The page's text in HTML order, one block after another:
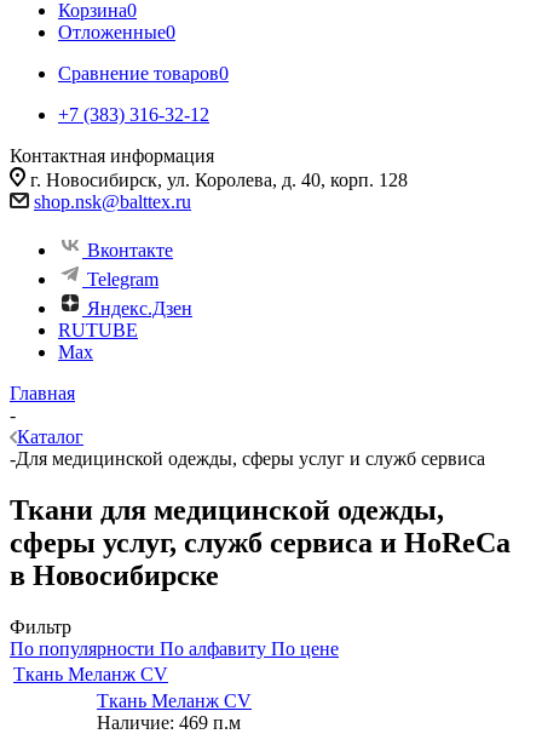
Корзина0
Отложенные0
Сравнение товаров0
+7 (383) 316-32-12
Контактная информация
г. Новосибирск, ул. Королева, д. 40, корп. 128
shop.nsk@balttex.ru
Вконтакте
Telegram
Яндекс.Дзен
RUTUBE
Max
Главная
-
Каталог
-Для медицинской одежды, сферы услуг и служб сервиса
Ткани для медицинской одежды,
сферы услуг, служб сервиса и HoReCa
в Новосибирске
Фильтр
По популярности По алфавиту По цене
Ткань Меланж CV
Ткань Меланж CV
Наличие: 469 п.м